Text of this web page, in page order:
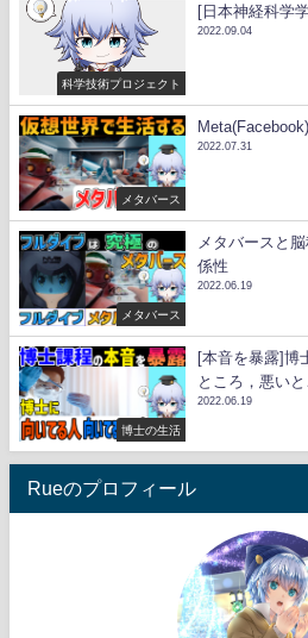
科学技術プロジェクト
[日本神経科学
2022.09.04
メタバース
2022.07.31
メタバース
メタバースと
係性
2022.06.19
博士の生活
[本音を暴露]博
ところ，悪いと
2022.06.19
Rueのプロフィール